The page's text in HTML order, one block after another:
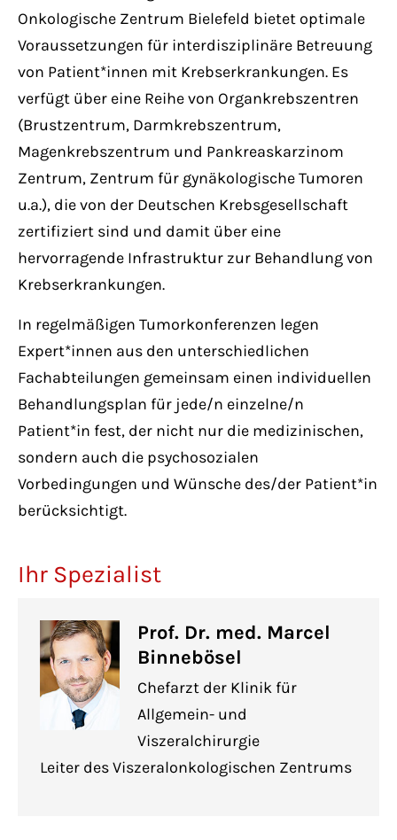
Onkologische Zentrum Bielefeld bietet optimale
Voraussetzungen für interdisziplinäre Betreuung
von Patient*innen mit Krebserkrankungen. Es
verfügt über eine Reihe von Organkrebszentren
(Brustzentrum, Darmkrebszentrum,
Magenkrebszentrum und Pankreaskarzinom
Zentrum, Zentrum für gynäkologische Tumoren
u.a.), die von der Deutschen Krebsgesellschaft
zertifiziert sind und damit über eine
hervorragende Infrastruktur zur Behandlung von
Krebserkrankungen.
In regelmäßigen Tumorkonferenzen legen
Expert*innen aus den unterschiedlichen
Fachabteilungen gemeinsam einen individuellen
Behandlungsplan für jede/n einzelne/n
Patient*in fest, der nicht nur die medizinischen,
sondern auch die psychosozialen
Vorbedingungen und Wünsche des/der Patient*in
berücksichtigt.
Ihr Spezialist
Prof. Dr. med. Marcel
Binnebösel
Chefarzt der Klinik für
Allgemein- und
Viszeralchirurgie
Leiter des Viszeralonkologischen Zentrums